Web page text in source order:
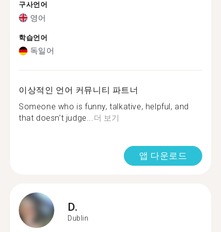
구사언어
영어
학습언어
독일어
이상적인 언어 커뮤니티 파트너
Someone who is funny, talkative, helpful, and
that doesn’t judge...더 보기
앱 다운로드
D.
Dublin